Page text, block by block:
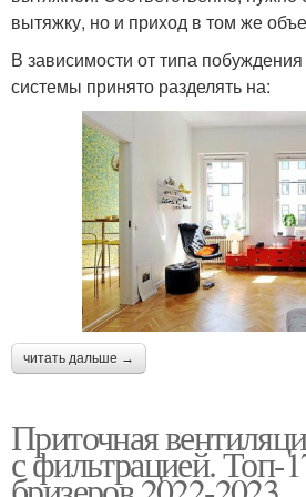
вытяжку, но и приход в том же
В зависимости от типа побуждения
системы принято разделять на:
читать дальше →
Приточная
с фильтрацией. Топ-